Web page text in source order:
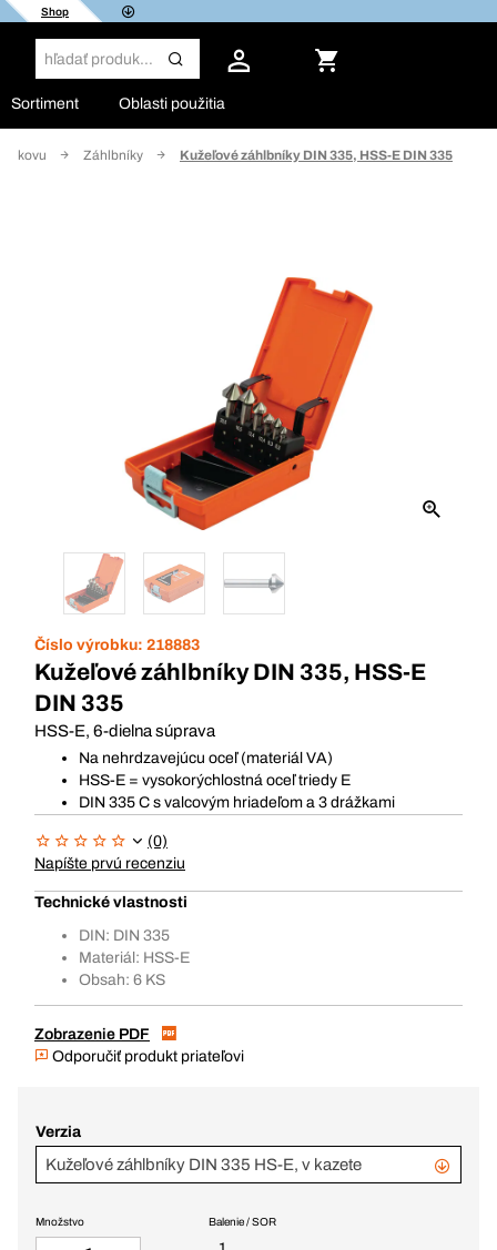
Shop
Sortiment Oblasti použitia
kovu Záhlbníky Kužeľové záhlbníky DIN 335, HSS-E DIN 335
Číslo výrobku: 218883
Kužeľové záhlbníky DIN 335, HSS-E
DIN 335
HSS-E, 6-dielna súprava
Na nehrdzavejúcu oceľ (materiál VA)
HSS-E = vysokorýchlostná oceľ triedy E
DIN 335 C s valcovým hriadeľom a 3 drážkami
(0)
Napíšte prvú recenziu
Technické vlastnosti
DIN: DIN 335
Materiál: HSS-E
Obsah: 6 KS
Zobrazenie PDF
Odporučiť produkt priateľovi
Verzia
Kužeľové záhlbníky DIN 335 HS-E, v kazete
Balenie / SOR
Množstvo